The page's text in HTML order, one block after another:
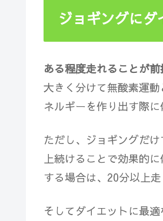
ジョギングにダ
ある程度走れることが
大きく分けて無酸素運
ネルギーを作り出す際
ただし、ジョギングだ
上続けることで効果的
する場合は、20分以上
そしてダイエットに最